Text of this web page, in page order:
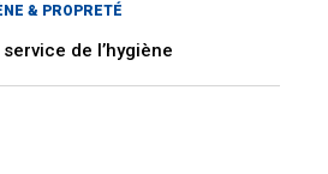
& PROPRETÉ
de l’hygiène